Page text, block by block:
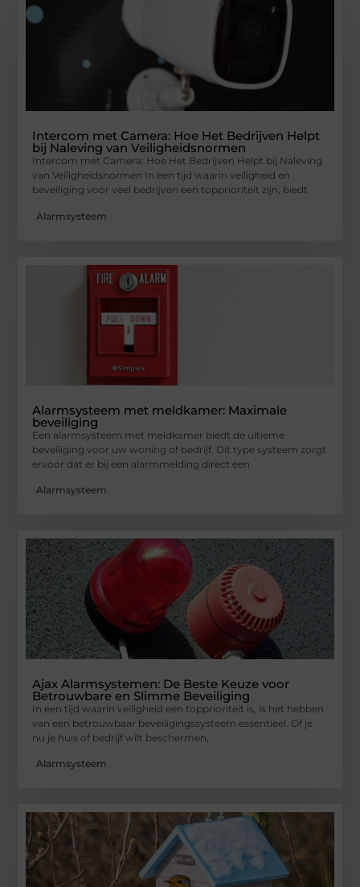
Intercom met Camera: Hoe Het Bedrijven Helpt
bij Naleving van Veiligheidsnormen
Intercom met Camera: Hoe Het Bedrijven Helpt bij Naleving
van Veiligheidsnormen In een tijd waarin veiligheid en
beveiliging voor veel bedrijven een topprioriteit zijn, biedt
Alarmsysteem
Alarmsysteem met meldkamer: Maximale
beveiliging
Een alarmsysteem met meldkamer biedt de ultieme
beveiliging voor uw woning of bedrijf. Dit type systeem zorgt
ervoor dat er bij een alarmmelding direct een
Alarmsysteem
Ajax Alarmsystemen: De Beste Keuze voor
Betrouwbare en Slimme Beveiliging
In een tijd waarin veiligheid een topprioriteit is, is het hebben
van een betrouwbaar beveiligingssysteem essentieel. Of je
nu je huis of bedrijf wilt beschermen,
Alarmsysteem